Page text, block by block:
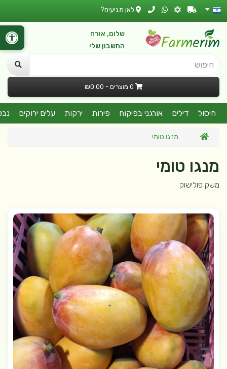
לאן מגיעים?
שלום, אורח
החשבון שלי
חיפוש
0 מוצרים - ₪0.00
חיסול דילים אורגני בפיקוח פירות ירקות עלים ירוקים
מנגו טומי
מנגו טומי
משק פולישוק